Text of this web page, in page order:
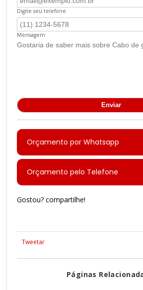
Digite seu telefone
Mensagem
Orçamento por Whatsapp
Orçamento pelo Telefone
Gostou? compartilhe!
Tweetar
Páginas